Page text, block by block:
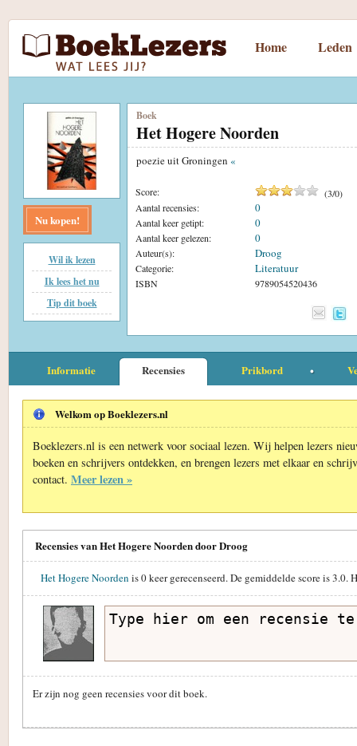
Home Leden
Nu kopen!
Wil ik lezen
Ik lees het nu
Tip dit boek
Boek
Het Hogere Noorden
poezie uit Groningen «
Score: (3/0)
Aantal recensies:
0
Aantal keer getipt: 0
Aantal keer gelezen: 0
Auteur(s): Droog
Categorie: Literatuur
ISBN 9789054520436
Informatie Recensies Prikbord
Welkom op Boeklezers.nl
Boeklezers.nl is een netwerk voor sociaal lezen. Wij helpen lezers
boeken en schrijvers ontdekken, en brengen lezers met elkaar en
contact. Meer lezen »
Recensies van Het Hogere Noorden door Droog
Het Hogere Noorden is0keer gerecenseerd. De gemiddelde score is3.0.
Er zijn nog geen recensies voor dit boek.